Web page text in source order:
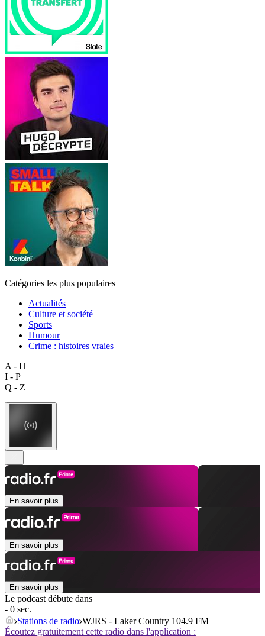
Catégories les plus populaires
Actualités
Culture et société
Sports
Humour
Crime : histoires vraies
A - H
I - P
Q - Z
En savoir plus
En savoir plus
En savoir plus
Le podcast débute dans
- 0 sec.
Stations de radio WJRS - Laker Country 104.9 FM
Écoutez gratuitement cette radio dans l'application :